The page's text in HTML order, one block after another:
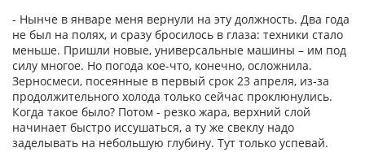
- Нынче в январе меня вернули на эту должность. Два года
не был на полях, и сразу бросилось в глаза: техники стало
меньше. Пришли новые, универсальные машины – им под
силу многое. Но погода кое-что, конечно, осложнила.
Зерносмеси, посеянные в первый срок 23 апреля, из-за
продолжительного холода только сейчас проклюнулись.
Когда такое было? Потом - резко жара, верхний слой
начинает быстро иссушаться, а ту же свеклу надо
заделывать на небольшую глубину. Тут только успевай.